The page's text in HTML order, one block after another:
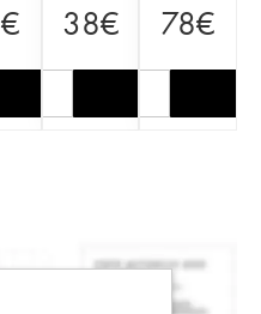
€ 38€ 78€